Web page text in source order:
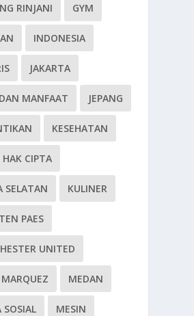
RINJANI GYM
INDONESIA
JAKARTA
MANFAAT JEPANG
KESEHATAN
CIPTA
SELATAN KULINER
PAES
UNITED
MEDAN
SOSIAL MESIN